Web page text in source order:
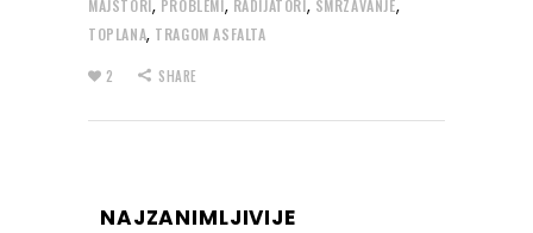
MAJSTORI, PROBLEMI, RADIJATORI, SMRZAVANJE,
TOPLANA, TRAGOM ASFALTA
2 SHARE
NAJZANIMLJIVIJE